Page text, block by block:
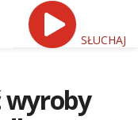
SŁUCHAJ
wyroby